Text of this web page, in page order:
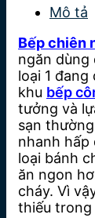
Mô tả
Bếp chiên
ngăn dùng
loại 1
khu bếp
tưởng và
sạn
nhanh hấp
loại bánh
ăn ngon
cháy. Vì
thiếu trong